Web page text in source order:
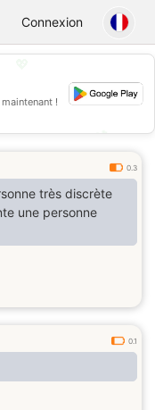
Connexion
💕
!
0.3
très discrète
une personne
0.1